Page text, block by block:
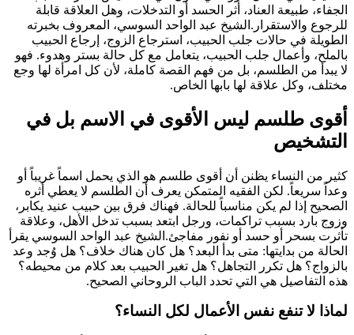
الجفاء، طبيعة العناد، أثر الحسد أو التدخلات، وهل العلاقة قابلة
للرجوع والاستقرار.الشيخ عبد الواحد السوسي، المعروف بخبرته
الطويلة في حالات جلب الحبيب، استرجاع الزوج، إرجاع الحبيب
بالملح، وأعمال جلب الحبيب، يتعامل مع كل حالة بستر وهدوء. فهو
لا يبدأ من الطلسم، بل من فهم القصة كاملة، لأن كل امرأة لها وجع
مختلف، وكل علاقة لها بابها الخاص.
أقوى طلسم ليس الأقوى في الاسم بل في
التشخيص
كثير من النساء يظنن أن أقوى طلسم هو الذي يحمل اسماً غريباً أو
وعداً سريعاً. لكن الفقيه المتمكن يعرف أن الطلسم لا يعطي أثره
الصحيح إذا لم يكن مناسباً للحالة. فهناك فرق بين حبيب عنيد يكابر،
وزوج بارد بسبب تراكمات، ورجل ابتعد بسبب تدخل الأهل، وعلاقة
تأثرت بسحر أو حسد أو نفور مفاجئ.الشيخ عبد الواحد السوسي يقرأ
الحالة من بدايتها: متى بدأ البعد؟ هل كان هناك خلاف؟ هل وُجد وعد
بالزواج؟ هل تكرر التجاهل؟ هل تغير الحبيب بعد كلام من محيطه؟
هذه التفاصيل هي التي تحدد الباب الروحاني الصحيح.
لماذا لا تنفع نفس الأعمال لكل النساء؟